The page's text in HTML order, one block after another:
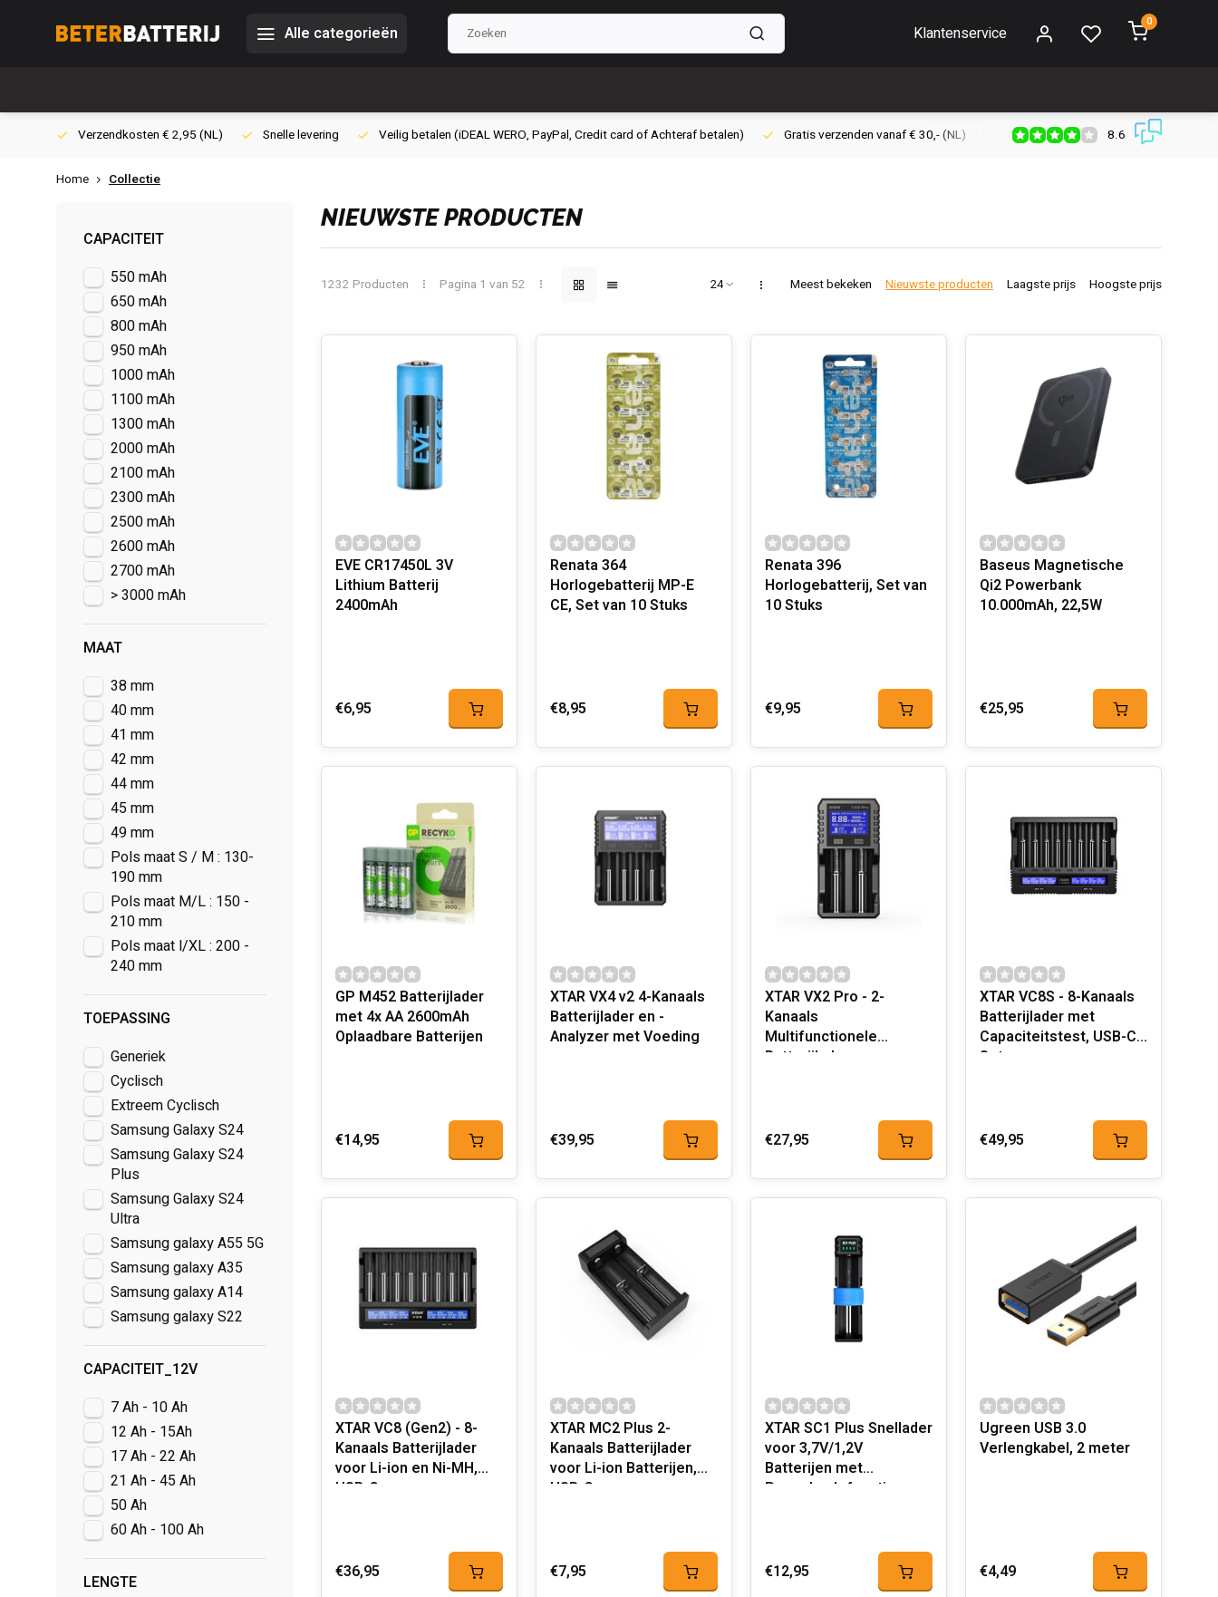
Alle categorieën Klantenservice
0
Verzendkosten € 2,95 (NL) Snelle levering Veilig betalen (iDEAL WERO, PayPal, Credit card of Achteraf betalen) Gratis verzenden vanaf € 30,- (NL) Verzendkosten € 2,95 (NL)
8.6
Home Collectie
CAPACITEIT
550 mAh
650 mAh
800 mAh
950 mAh
1000 mAh
1100 mAh
1300 mAh
2000 mAh
2100 mAh
2300 mAh
2500 mAh
2600 mAh
2700 mAh
> 3000 mAh
MAAT
38 mm
40 mm
41 mm
42 mm
44 mm
45 mm
49 mm
Pols maat S / M : 130-
190 mm
Pols maat M/L : 150 -
210 mm
Pols maat l/XL : 200 -
240 mm
TOEPASSING
Generiek
Cyclisch
Extreem Cyclisch
Samsung Galaxy S24
Samsung Galaxy S24
Plus
Samsung Galaxy S24
Ultra
Samsung galaxy A55 5G
Samsung galaxy A35
Samsung galaxy A14
Samsung galaxy S22
CAPACITEIT_12V
7 Ah - 10 Ah
12 Ah - 15Ah
17 Ah - 22 Ah
21 Ah - 45 Ah
50 Ah
60 Ah - 100 Ah
LENGTE
NIEUWSTE PRODUCTEN
1232 Producten Pagina 1 van 52 Meest bekeken Nieuwste producten Laagste prijs Hoogste prijs
EVE CR17450L 3V
Lithium Batterij
2400mAh
€6,95
Renata 364
Horlogebatterij MP-E
CE, Set van 10 Stuks
€8,95
Renata 396
Horlogebatterij, Set van
10 Stuks
€9,95
Baseus Magnetische
Qi2 Powerbank
10.000mAh, 22,5W
€25,95
GP M452 Batterijlader
met 4x AA 2600mAh
Oplaadbare Batterijen
€14,95
XTAR VX4 v2 4-Kanaals
Batterijlader en -
Analyzer met Voeding
€39,95
XTAR VX2 Pro - 2-
Kanaals
Multifunctionele
Batterijlader en -
€27,95
XTAR VC8S - 8-Kanaals
Batterijlader met
Capaciteitstest, USB-C,
Set
€49,95
XTAR VC8 (Gen2) - 8-
Kanaals Batterijlader
voor Li-ion en Ni-MH,
USB-C
€36,95
XTAR MC2 Plus 2-
Kanaals Batterijlader
voor Li-ion Batterijen,
USB-C
€7,95
XTAR SC1 Plus Snellader
voor 3,7V/1,2V
Batterijen met
Powerbank-functie
€12,95
Ugreen USB 3.0
Verlengkabel, 2 meter
€4,49